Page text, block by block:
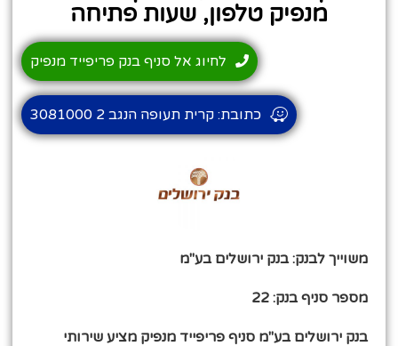
מנפיק טלפון, שעות פתיחה
משוייך לבנק: בנק ירושלים בע"מ
מספר סניף בנק: 22
בנק ירושלים בע"מ סניף פריפייד מנפיק מציע שירותי
לחיוג אל סניף בנק פריפייד מנפיק
כתובת: קרית תעופה הנגב 2 3081000